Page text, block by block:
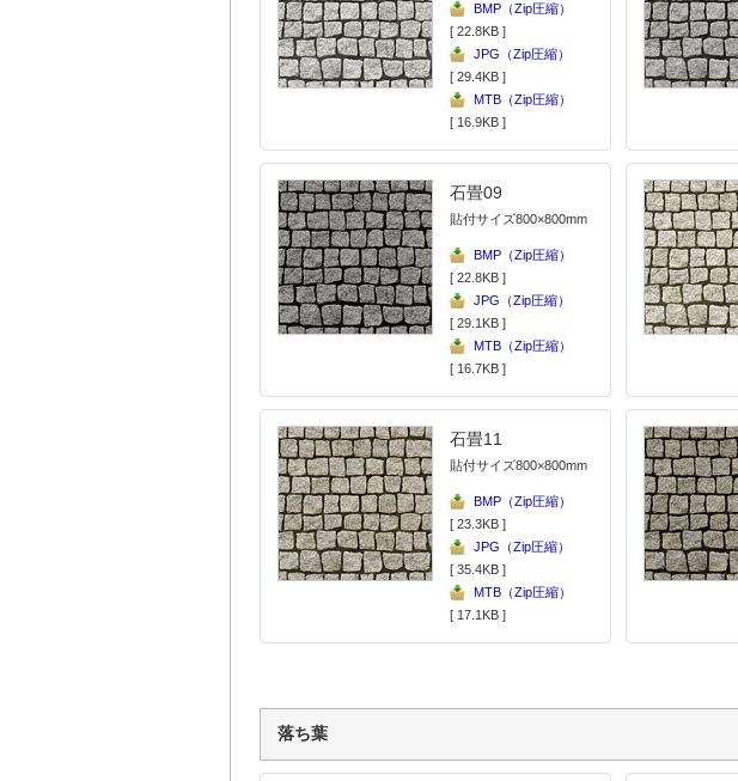
BMP（Zip圧縮）
[ 22.8KB ]
JPG（Zip圧縮）
[ 29.4KB ]
MTB（Zip圧縮）
[ 16.9KB ]
石畳09
貼付サイズ800×800mm
BMP（Zip圧縮）
[ 22.8KB ]
JPG（Zip圧縮）
[ 29.1KB ]
MTB（Zip圧縮）
[ 16.7KB ]
石畳11
貼付サイズ800×800mm
BMP（Zip圧縮）
[ 23.3KB ]
JPG（Zip圧縮）
[ 35.4KB ]
MTB（Zip圧縮）
[ 17.1KB ]
落ち葉